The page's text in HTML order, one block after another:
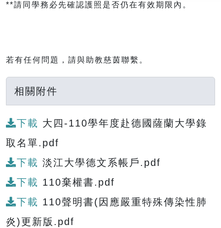
**請同學務必先確認護照是否仍在有效期限內。
若有任何問題，請與助教慈茵聯繫。
相關附件
下載 大四-110學年度赴德國薩蘭大學錄
取名單.pdf
下載 淡江大學德文系帳戶.pdf
下載 110棄權書.pdf
下載 110聲明書(因應嚴重特殊傳染性肺
炎)更新版.pdf